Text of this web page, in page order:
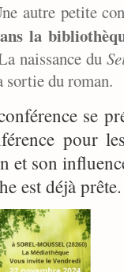
autre petite
la
naissance du
sortie du roman.
se
pour
et son
est déjà prête.